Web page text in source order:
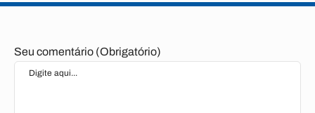
Seu comentário (Obrigatório)